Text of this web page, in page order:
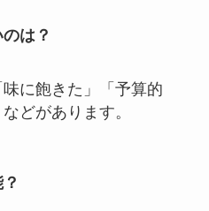
は？
に飽きた」「予算的
どがあります。